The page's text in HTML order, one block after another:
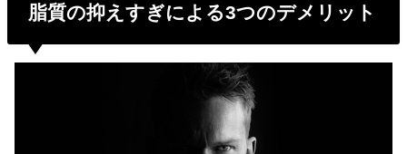
脂質の抑えすぎによる3つのデメリット